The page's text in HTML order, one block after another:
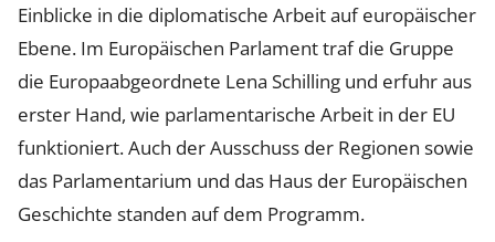
Einblicke in die diplomatische Arbeit auf europäischer
Ebene. Im Europäischen Parlament traf die Gruppe
die Europaabgeordnete Lena Schilling und erfuhr aus
erster Hand, wie parlamentarische Arbeit in der EU
funktioniert. Auch der Ausschuss der Regionen sowie
das Parlamentarium und das Haus der Europäischen
Geschichte standen auf dem Programm.